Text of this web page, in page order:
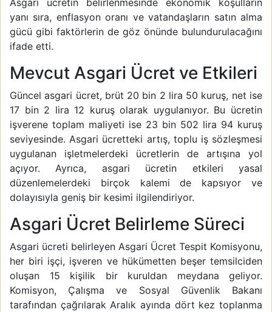
Asgari ücretin belirlenmesinde ekonomik koşulların
yanı sıra, enflasyon oranı ve vatandaşların satın alma
gücü gibi faktörlerin de göz önünde bulundurulacağını
ifade etti.
Mevcut Asgari Ücret ve Etkileri
Güncel asgari ücret, brüt 20 bin 2 lira 50 kuruş, net ise
17 bin 2 lira 12 kuruş olarak uygulanıyor. Bu ücretin
işverene toplam maliyeti ise 23 bin 502 lira 94 kuruş
seviyesinde. Asgari ücretteki artış, toplu iş sözleşmesi
uygulanan işletmelerdeki ücretlerin de artışına yol
açıyor. Ayrıca, asgari ücretin etkileri yasal
düzenlemelerdeki birçok kalemi de kapsıyor ve
dolayısıyla geniş bir kesimi ilgilendiriyor.
Asgari Ücret Belirleme Süreci
Asgari ücreti belirleyen Asgari Ücret Tespit Komisyonu,
her biri işçi, işveren ve hükümetten beşer temsilciden
oluşan 15 kişilik bir kuruldan meydana geliyor.
Komisyon, Çalışma ve Sosyal Güvenlik Bakanı
tarafından çağrılarak Aralık ayında dört kez toplanma